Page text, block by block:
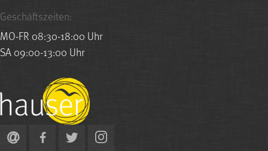
Geschäftszeiten:
MO-FR 08:30-18:00 Uhr
SA 09:00-13:00 Uhr